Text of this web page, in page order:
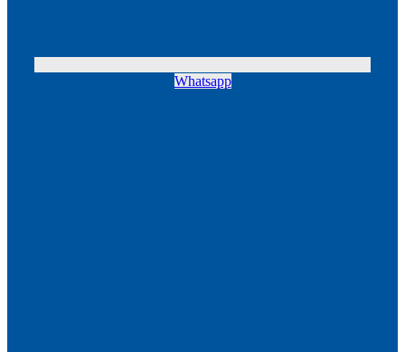
Whatsapp